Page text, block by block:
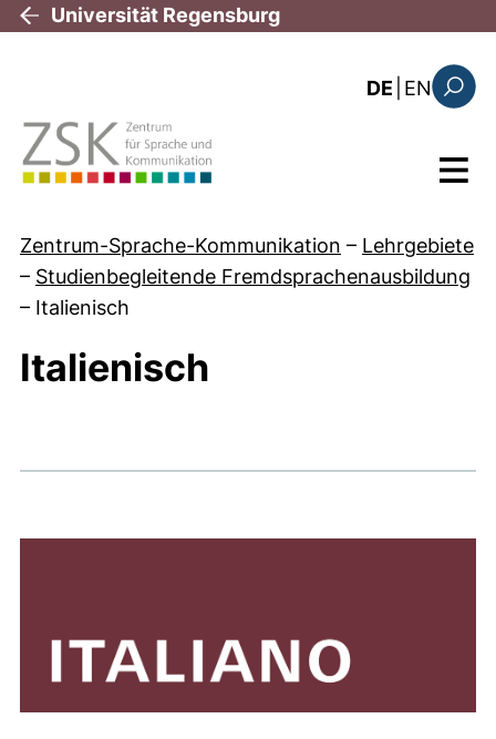
Direkt zum Inhalt
Universität Regensburg
DE EN: the
Menü
Zentrum-Sprache-Kommunikation – Lehrgebiete
– Studienbegleitende Fremdsprachenausbildung
– Italienisch
Italienisch